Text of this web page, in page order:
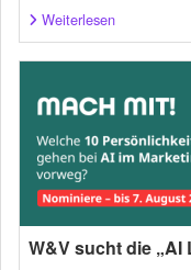
Weiterlesen
W&V sucht die „AI